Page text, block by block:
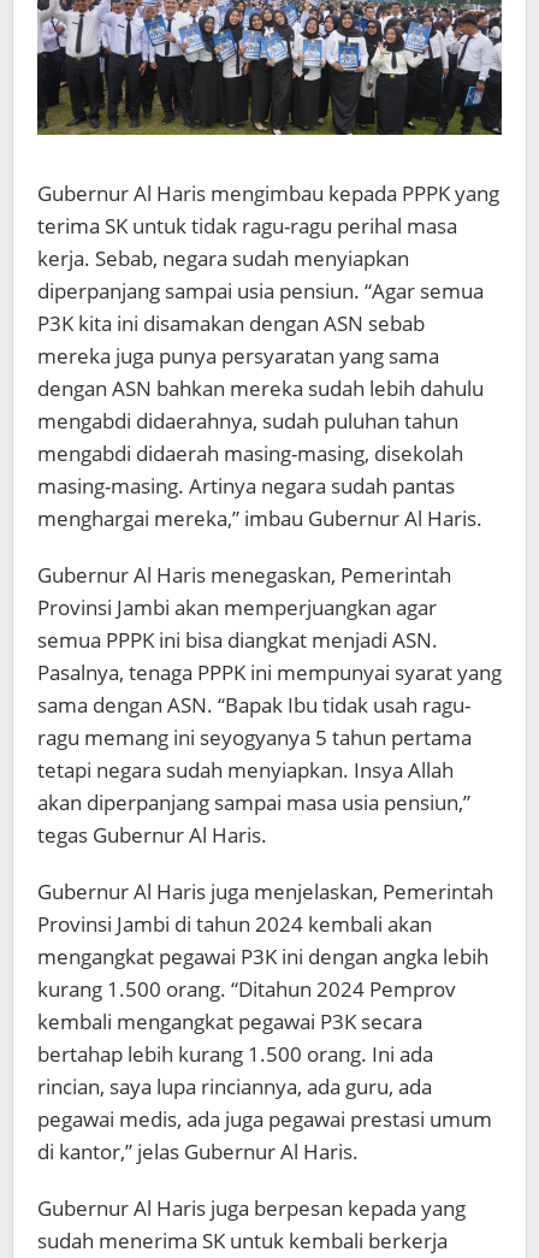
Gubernur Al Haris mengimbau kepada PPPK yang
terima SK untuk tidak ragu-ragu perihal masa
kerja. Sebab, negara sudah menyiapkan
diperpanjang sampai usia pensiun. “Agar semua
P3K kita ini disamakan dengan ASN sebab
mereka juga punya persyaratan yang sama
dengan ASN bahkan mereka sudah lebih dahulu
mengabdi didaerahnya, sudah puluhan tahun
mengabdi didaerah masing-masing, disekolah
masing-masing. Artinya negara sudah pantas
menghargai mereka,” imbau Gubernur Al Haris.
Gubernur Al Haris menegaskan, Pemerintah
Provinsi Jambi akan memperjuangkan agar
semua PPPK ini bisa diangkat menjadi ASN.
Pasalnya, tenaga PPPK ini mempunyai syarat yang
sama dengan ASN. “Bapak Ibu tidak usah ragu-
ragu memang ini seyogyanya 5 tahun pertama
tetapi negara sudah menyiapkan. Insya Allah
akan diperpanjang sampai masa usia pensiun,”
tegas Gubernur Al Haris.
Gubernur Al Haris juga menjelaskan, Pemerintah
Provinsi Jambi di tahun 2024 kembali akan
mengangkat pegawai P3K ini dengan angka lebih
kurang 1.500 orang. “Ditahun 2024 Pemprov
kembali mengangkat pegawai P3K secara
bertahap lebih kurang 1.500 orang. Ini ada
rincian, saya lupa rinciannya, ada guru, ada
pegawai medis, ada juga pegawai prestasi umum
di kantor,” jelas Gubernur Al Haris.
Gubernur Al Haris juga berpesan kepada yang
sudah menerima SK untuk kembali berkerja